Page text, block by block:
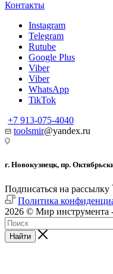
Контакты
Instagram
Telegram
Rutube
Google Plus
Viber
Viber
WhatsApp
TikTok
+7 913-075-4040
toolsmir@yandex.ru
г. Новокузнецк, пр.
Подписаться на рассылку
Политика
2026 © Мир инструмента
Найти